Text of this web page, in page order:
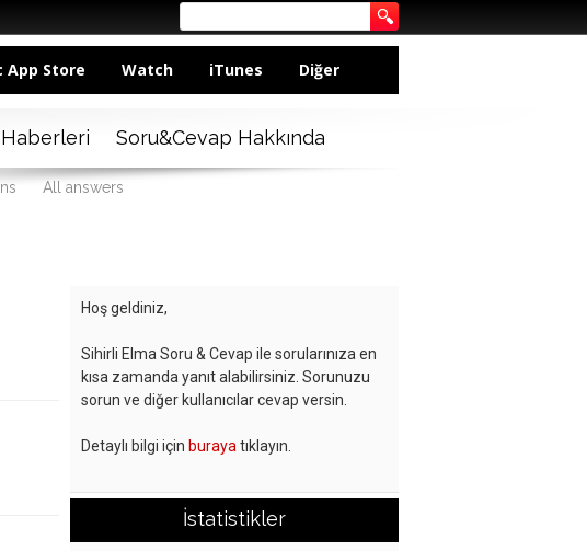
App Store Watch iTunes Diğer
Soru&Cevap Hakkında
All answers
Hoş geldiniz,
Sihirli Elma Soru & Cevap ile sorularınıza en
kısa zamanda yanıt alabilirsiniz. Sorunuzu
sorun ve diğer kullanıcılar cevap versin.
Detaylı bilgi için buraya tıklayın.
İstatistikler